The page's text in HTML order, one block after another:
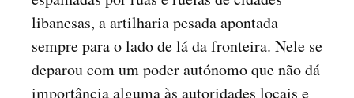
libanesas, a artilharia pesada apontada
sempre para o lado de lá da fronteira. Nele se
deparou com um poder autónomo que não dá
importância alguma às autoridades locais e